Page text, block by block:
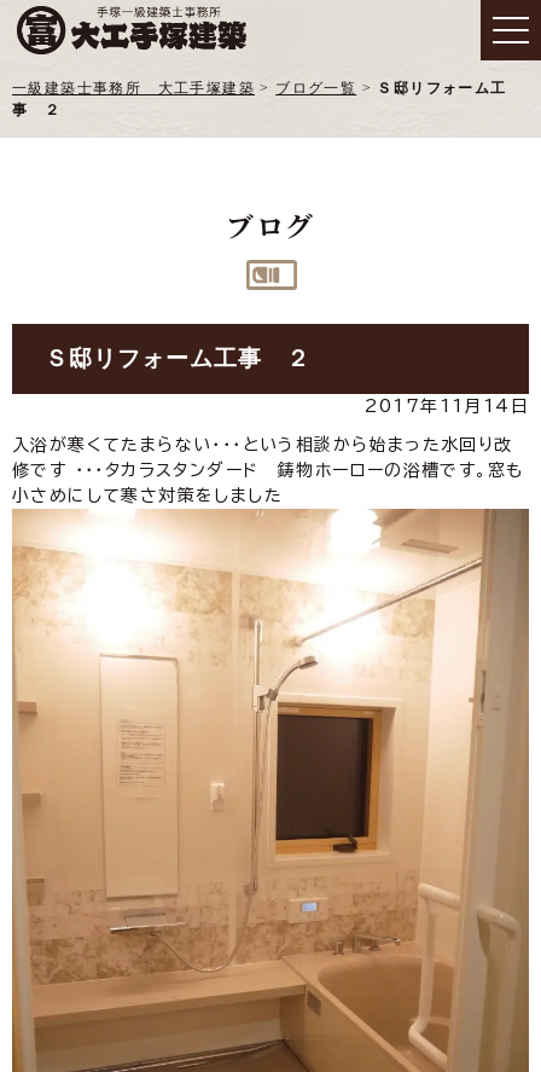
一級建築士事務所 大工手塚建築 > ブログ一覧 > Ｓ邸リフォーム工
事 ２
ブログ
Ｓ邸リフォーム工事 ２
2017年11月14日
入浴が寒くてたまらない・・・という相談から始まった水回り改
修です ・・・タカラスタンダード 鋳物ホーローの浴槽です。窓も
小さめにして寒さ対策をしました